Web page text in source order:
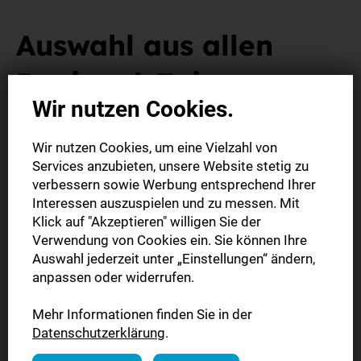
Auswahl aus allen
Regional-Zeitungen
digital gratis.
Nachdem Sie Ihre E-Mail bestätigt haben, können Sie aus
allen Regionaltiteln des Verbunds der SÜDWEST PRESSE
Ihre gewünschte E-Paper-Ausgabe wählen.
Öffnen Sie das Dropdown-Menü und wählen Ihren Titel
Titel aus.
Wir nutzen Cookies.
Wir nutzen Cookies, um eine Vielzahl von
Services anzubieten, unsere Website stetig zu
verbessern sowie Werbung entsprechend Ihrer
Interessen auszuspielen und zu messen. Mit
Klick auf "Akzeptieren" willigen Sie der
Verwendung von Cookies ein. Sie können Ihre
Auswahl jederzeit unter „Einstellungen“ ändern,
anpassen oder widerrufen.
Mehr Informationen finden Sie in der
Datenschutzerklärung.